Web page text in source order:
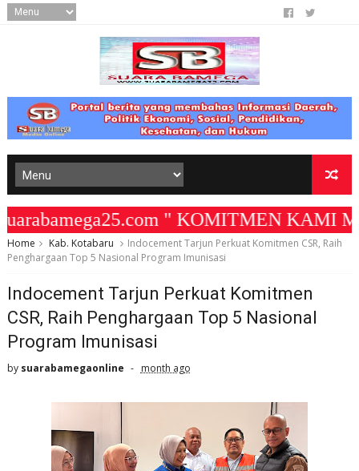
" KOMITMEN KAMI
Home Kab. Kotabaru
Indocement Tarjun Perkuat Komitmen CSR, Raih
Penghargaan Top 5 Nasional Program Imunisasi
Indocement Tarjun Perkuat Komitmen
CSR, Raih Penghargaan Top 5 Nasional
Program Imunisasi
by suarabamegaonline month ago